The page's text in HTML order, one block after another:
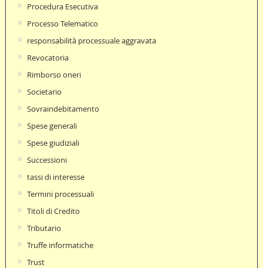
Procedura Esecutiva
Processo Telematico
responsabilità processuale aggravata
Revocatoria
Rimborso oneri
Societario
Sovraindebitamento
Spese generali
Spese giudiziali
Successioni
tassi di interesse
Termini processuali
Titoli di Credito
Tributario
Truffe informatiche
Trust